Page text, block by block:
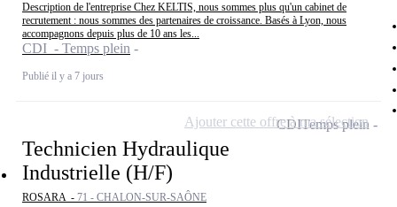
Description de l'entreprise Chez KELTIS, nous sommes plus qu'un cabinet de
recrutement : nous sommes des partenaires de croissance. Basés à Lyon, nous
accompagnons depuis plus de 10 ans les...
CDI - Temps plein
Publié il y a 7 jours
Technicien Hydraulique
Industrielle (H/F)
ROSARA - 71 - CHALON-SUR-SAÔNE
CDITemps plein
Ajouter cette offre à ma sélection